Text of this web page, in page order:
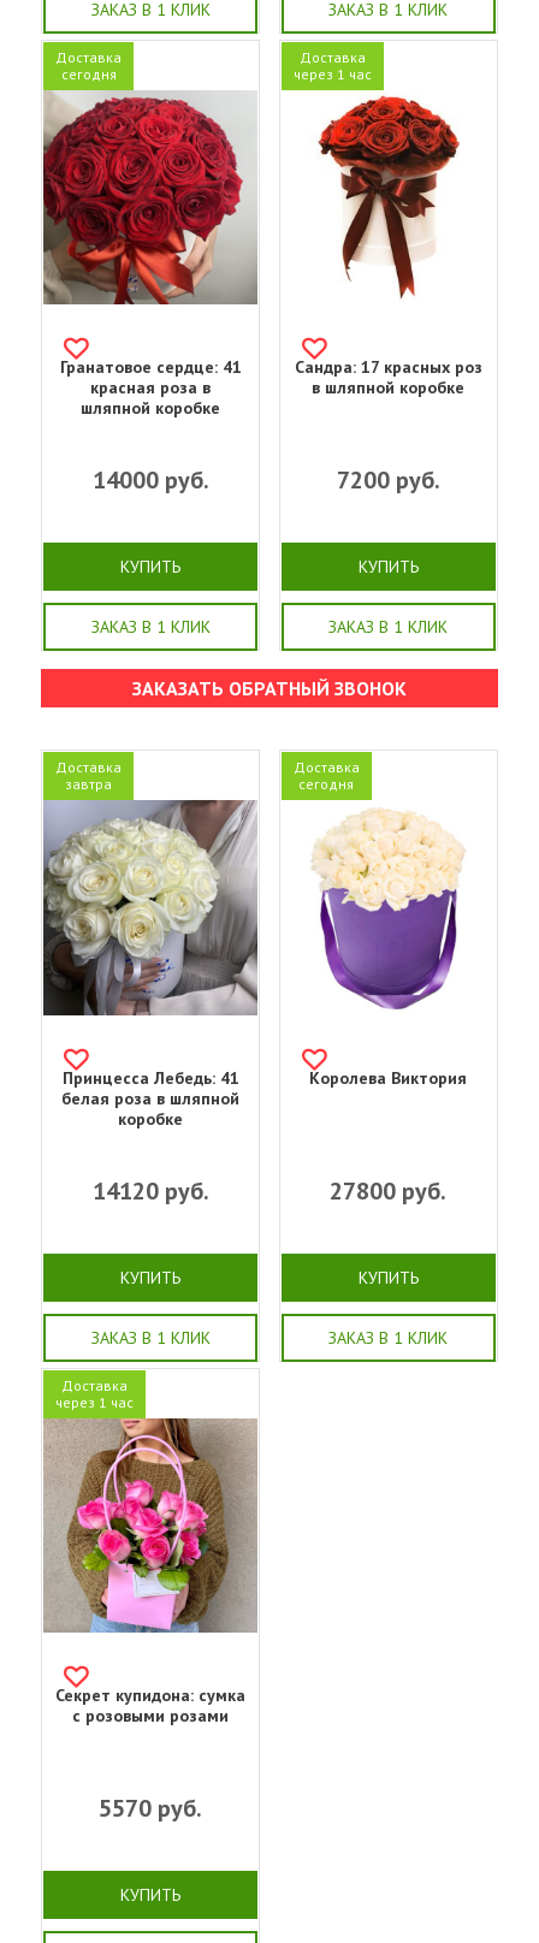
ЗАКАЗ В 1 КЛИК ЗАКАЗ В 1 КЛИК
Доставка
сегодня
Гранатовое сердце: 41
красная роза в
шляпной коробке
14000руб.
КУПИТЬ
ЗАКАЗ В 1 КЛИК
Доставка
через 1 час
Сандра: 17 красных роз
в шляпной коробке
7200руб.
КУПИТЬ
ЗАКАЗ В 1 КЛИК
ЗАКАЗАТЬ ОБРАТНЫЙ ЗВОНОК
Доставка
завтра
Принцесса Лебедь: 41
белая роза в шляпной
коробке
14120руб.
КУПИТЬ
ЗАКАЗ В 1 КЛИК
Доставка
сегодня
Королева Виктория
27800 руб.
КУПИТЬ
ЗАКАЗ В 1 КЛИК
Доставка
через 1 час
Секрет купидона: сумка
с розовыми розами
5570 руб.
КУПИТЬ